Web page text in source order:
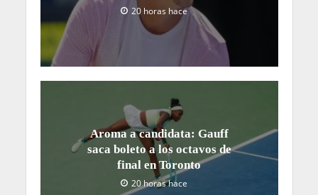
20 horas hace
Aroma a candidata: Gauff
saca boleto a los octavos de
final en Toronto
20 horas hace